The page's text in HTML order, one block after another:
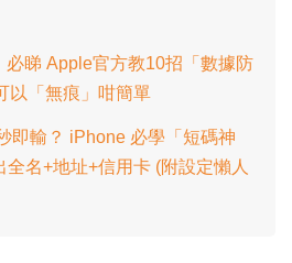
必睇 Apple官方教10招「數據防
以「無痕」咁簡單
即輸？ iPhone 必學「短碼神
名+地址+信用卡 (附設定懶人